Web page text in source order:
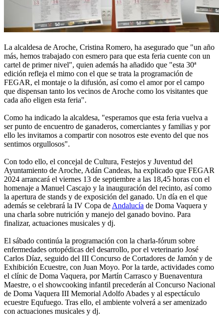
La alcaldesa de Aroche, Cristina Romero, ha asegurado que "un año
más, hemos trabajado con esmero para que esta feria cuente con un
cartel de primer nivel", quien además ha añadido que "esta 30ª
edición refleja el mimo con el que se trata la programación de
FEGAR, el montaje o la difusión, así como el amor por el campo
que dispensan tanto los vecinos de Aroche como los visitantes que
cada año eligen esta feria".
Como ha indicado la alcaldesa, "esperamos que esta feria vuelva a
ser punto de encuentro de ganaderos, comerciantes y familias y por
ello les invitamos a compartir con nosotros este evento del que nos
sentimos orgullosos".
Con todo ello, el concejal de Cultura, Festejos y Juventud del
Ayuntamiento de Aroche, Adán Candeas, ha explicado que FEGAR
2024 arrancará el viernes 13 de septiembre a las 18,45 horas con el
homenaje a Manuel Cascajo y la inauguración del recinto, así como
la apertura de stands y de exposición del ganado. Un día en el que
además se celebrará la IV Copa de Andalucía de Doma Vaquera y
una charla sobre nutrición y manejo del ganado bovino. Para
finalizar, actuaciones musicales y dj.
El sábado continúa la programación con la charla-fórum sobre
enfermedades ortopédicas del desarrollo, por el veterinario José
Carlos Díaz, seguido del III Concurso de Cortadores de Jamón y de
Exhibición Ecuestre, con Juan Moyo. Por la tarde, actividades como
el clínic de Doma Vaquera, por Martín Carrasco y Buenaventura
Maestre, o el showcooking infantil precederán al Concurso Nacional
de Doma Vaquera III Memorial Adolfo Abades y al espectáculo
ecuestre Equfuego. Tras ello, el ambiente volverá a ser amenizado
con actuaciones musicales y dj.